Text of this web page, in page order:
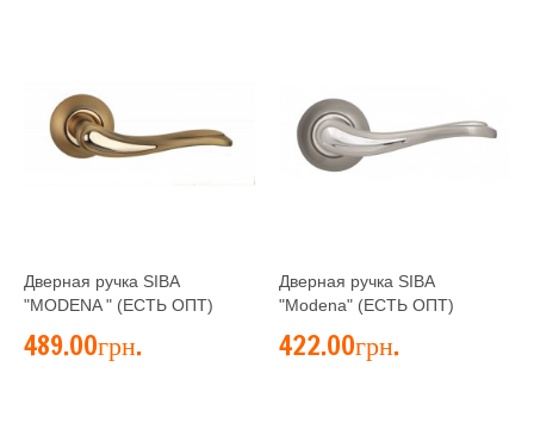
Дверная ручка SIBA
"MODENA " (ЕСТЬ ОПТ)
489.00грн.
Дверная ручка SIBA
"Modena" (ЕСТЬ ОПТ)
422.00грн.